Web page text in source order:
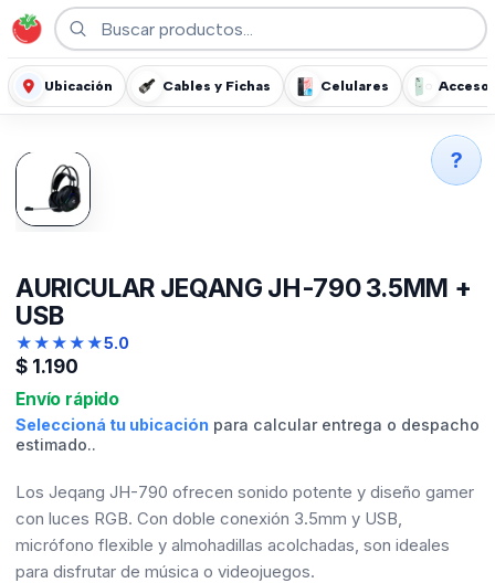
Ubicación Cables y Fichas Celulares
AURICULAR JEQANG JH-790 3.5MM +
USB
★★★★★5.0
$ 1.190
Envío rápido
Seleccioná tu ubicación para calcular entrega o despacho
estimado..
Los Jeqang JH-790 ofrecen sonido potente y diseño gamer
con luces RGB. Con doble conexión 3.5mm y USB,
micrófono flexible y almohadillas acolchadas, son ideales
para disfrutar de música o videojuegos.
?